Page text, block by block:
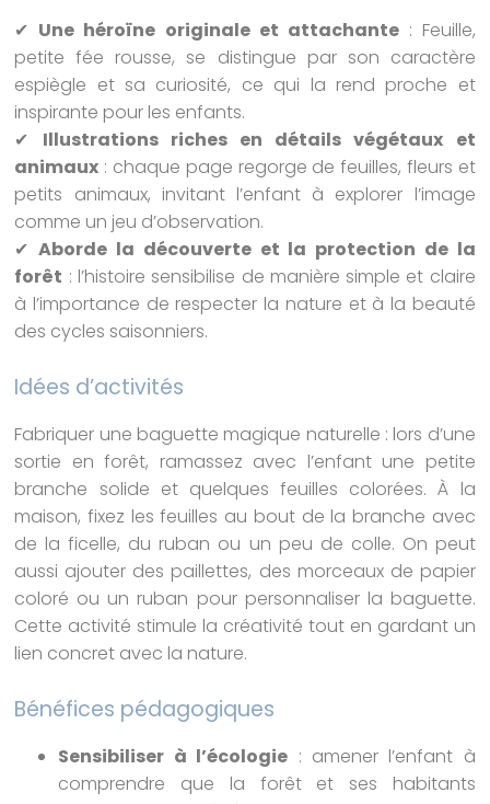
✔ Une héroïne originale et attachante: Feuille,
petite fée rousse, se distingue par son caractère
espiègle et sa curiosité, ce qui la rend proche et
inspirante pour les enfants.
✔ Illustrations riches en détails végétaux et
animaux : chaque page regorge de feuilles, fleurs et
petits animaux, invitant l’enfant à explorer l’image
comme un jeu d’observation.
✔Aborde la découverte et la protection de la
forêt : l’histoire sensibilise de manière simple et claire
à l’importance de respecter la nature et à la beauté
des cycles saisonniers.
Idées d’activités
Fabriquer une baguette magique naturelle : lors d’une
sortie en forêt, ramassez avec l’enfant une petite
branche solide et quelques feuilles colorées. À la
maison, fixez les feuilles au bout de la branche avec
de la ficelle, du ruban ou un peu de colle. On peut
aussi ajouter des paillettes, des morceaux de papier
coloré ou un ruban pour personnaliser la baguette.
Cette activité stimule la créativité tout en gardant un
lien concret avec la nature.
Bénéfices pédagogiques
Sensibiliser à l’écologie : amener l’enfant à
comprendre que la forêt et ses habitants